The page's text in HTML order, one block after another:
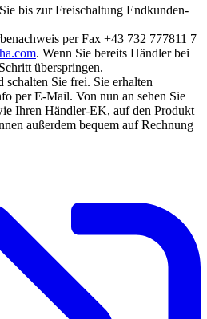
bis zur Freischaltung Endkunden-
per Fax +43 732 777811 7
. Wenn Sie bereits Händler bei
überspringen.
Sie frei. Sie erhalten
per E-Mail. Von nun an sehen Sie
Ihren Händler-EK, auf den Produkt
außerdem bequem auf Rechnung